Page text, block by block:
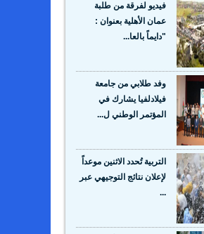
فيديو لفرقة من طلبة
عمان الأهلية بعنوان :
"دايماً بالعا...
وفد طلابي من جامعة
فيلادلفيا يشارك في
المؤتمر الوطني ل...
التربية تُحدد الاثنين موعداً
لإعلان نتائج التوجيهي عبر
...